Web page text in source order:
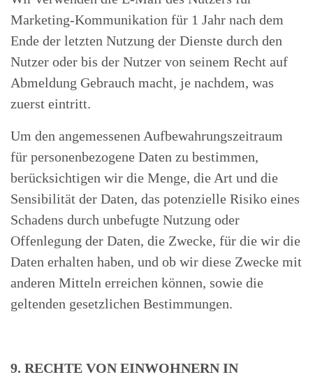
Marketing-Kommunikation für 1 Jahr nach dem
Ende der letzten Nutzung der Dienste durch den
Nutzer oder bis der Nutzer von seinem Recht auf
Abmeldung Gebrauch macht, je nachdem, was
zuerst eintritt.
Um den angemessenen Aufbewahrungszeitraum
für personenbezogene Daten zu bestimmen,
berücksichtigen wir die Menge, die Art und die
Sensibilität der Daten, das potenzielle Risiko eines
Schadens durch unbefugte Nutzung oder
Offenlegung der Daten, die Zwecke, für die wir die
Daten erhalten haben, und ob wir diese Zwecke mit
anderen Mitteln erreichen können, sowie die
geltenden gesetzlichen Bestimmungen.
9. RECHTE VON EINWOHNERN IN